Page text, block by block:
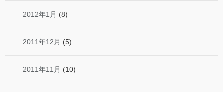
2012年1月 (8)
2011年12月 (5)
2011年11月 (10)